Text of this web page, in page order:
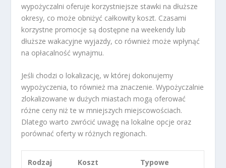
wypożyczalni oferuje korzystniejsze stawki na dłuższe
okresy, co może obniżyć całkowity koszt. Czasami
korzystne promocje są dostępne na weekendy lub
dłuższe wakacyjne wyjazdy, co również może wpłynąć
na opłacalność wynajmu.
Jeśli chodzi o lokalizację, w której dokonujemy
wypożyczenia, to również ma znaczenie. Wypożyczalnie
zlokalizowane w dużych miastach mogą oferować
różne ceny niż te w mniejszych miejscowościach.
Dlatego warto zwrócić uwagę na lokalne opcje oraz
porównać oferty w różnych regionach.
Rodzaj
Koszt
Typowe